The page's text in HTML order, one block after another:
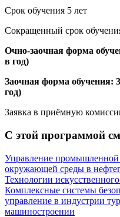
Срок обучения 5 лет
Сокращенный срок
Очно-заочная форма
в год)
Заочная форма обучения:
год)
Заявка в приёмную
С этой программой
Управление промышленной
окружающей среды в
Технологии
Комплексные системы
управление в индустрии
машиностроении